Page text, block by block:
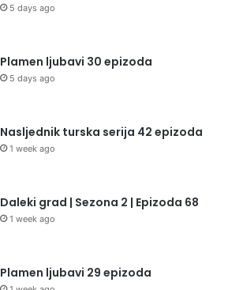
5 days ago
Plamen ljubavi 30 epizoda
5 days ago
Nasljednik turska serija 42 epizoda
1 week ago
Daleki grad | Sezona 2 | Epizoda 68
1 week ago
Plamen ljubavi 29 epizoda